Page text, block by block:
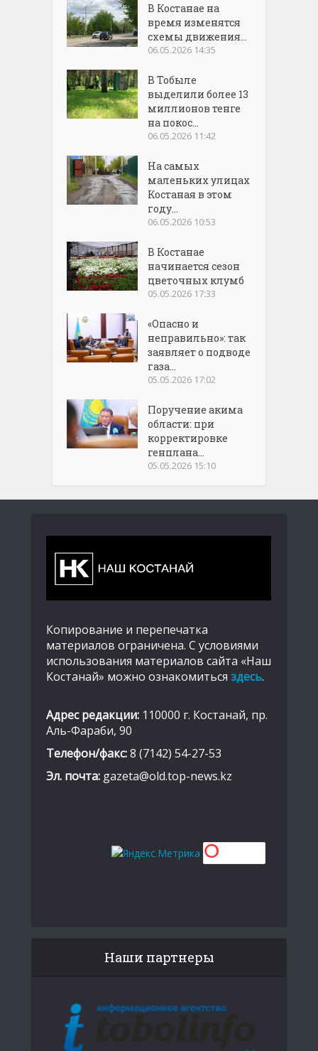
В Костанае на
время изменятся
схемы движения...
06.05.2026 14:35
В Тобыле
выделили более 13
миллионов тенге
на покос...
06.05.2026 11:42
На самых
маленьких улицах
Костаная в этом
году...
06.05.2026 10:53
В Костанае
начинается сезон
цветочных клумб
05.05.2026 17:33
«Опасно и
неправильно»: так
заявляет о подводе
газа...
05.05.2026 17:02
Поручение акима
области: при
корректировке
генплана...
05.05.2026 15:10
Копирование и перепечатка
материалов ограничена. С условиями
использования материалов сайта «Наш
Костанай» можно ознакомиться здесь.
Адрес редакции: 110000 г. Костанай, пр.
Аль-Фараби, 90
Телефон/факс:8 (7142) 54-27-53
Эл. почта: gazeta@old.top-news.kz
Наши партнеры